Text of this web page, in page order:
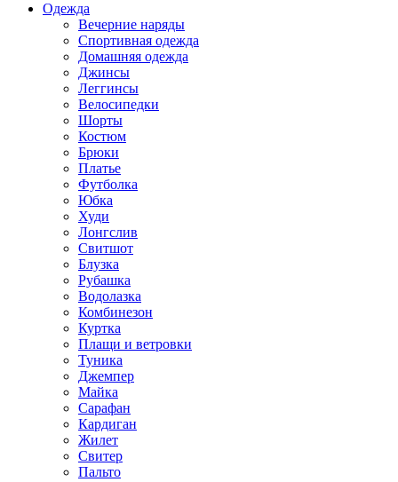
Одежда
Вечерние наряды
Спортивная одежда
Домашняя одежда
Джинсы
Леггинсы
Велосипедки
Шорты
Костюм
Брюки
Платье
Футболка
Юбка
Худи
Лонгслив
Свитшот
Блузка
Рубашка
Водолазка
Комбинезон
Куртка
Плащи и ветровки
Туника
Джемпер
Майка
Сарафан
Кардиган
Жилет
Свитер
Пальто